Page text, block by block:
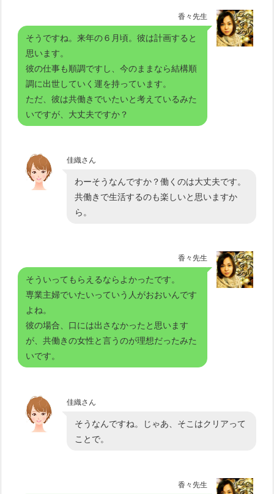
香々先生
そうですね。来年の６月頃。彼は計画すると
思います。
彼の仕事も順調ですし、今のままなら結構順
調に出世していく運を持っています。
ただ、彼は共働きでいたいと考えているみた
いですが、大丈夫ですか？
佳織さん
わーそうなんですか？働くのは大丈夫です。
共働きで生活するのも楽しいと思いますか
ら。
香々先生
そういってもらえるならよかったです。
専業主婦でいたいっていう人がおおいんです
よね。
彼の場合、口には出さなかったと思います
が、共働きの女性と言うのが理想だったみた
いです。
佳織さん
そうなんですね。じゃあ、そこはクリアって
ことで。
香々先生